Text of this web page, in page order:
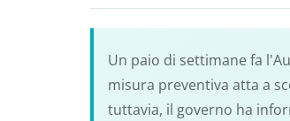
Un paio di settimane fa
misura preventiva atta a
tuttavia, il governo ha